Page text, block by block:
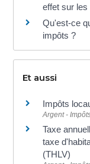
effet sur
Qu'est-ce
impôts ?
Et aussi
Impôts
Argent -
Taxe
taxe
(THLV)